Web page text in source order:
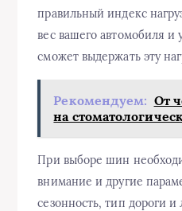
правильный индекс
вес вашего автомобиля и
сможет выдержать эту
Рекомендуем: От
на
При выборе шин
внимание и другие
сезонность, тип дороги